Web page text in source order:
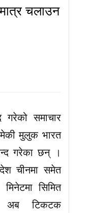
चलाउन
समाचार
मुलुक भारत
गरेका छन् ।
चीनमा समेत
सिमित
अब टिकटक